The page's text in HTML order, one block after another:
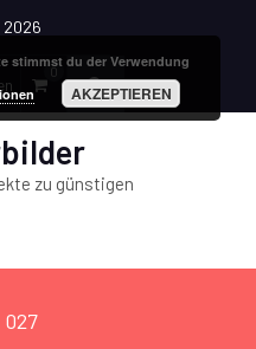
2026
0
zu günstigen
stimmst du der Verwendung
AKZEPTIEREN